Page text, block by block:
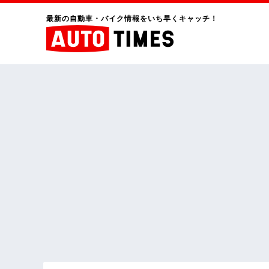
最新の自動車・バイク情報をいち早くキャッチ！